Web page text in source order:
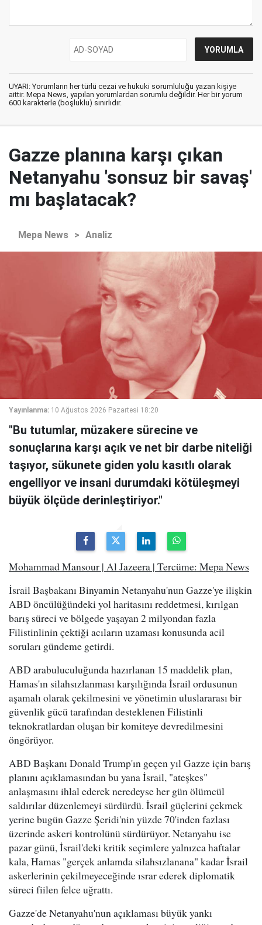
UYARI: Yorumların her türlü cezai ve hukuki sorumluluğu yazan kişiye
aittir. Mepa News, yapılan yorumlardan sorumlu değildir. Her bir yorum
600 karakterle (boşluklu) sınırlıdır.
Gazze planına karşı çıkan
Netanyahu 'sonsuz bir savaş'
mı başlatacak?
Mepa News > Analiz
Yayınlanma: 10 Ağustos 2026 Pazartesi 18:20
"Bu tutumlar, müzakere sürecine ve
sonuçlarına karşı açık ve net bir darbe niteliği
taşıyor, sükunete giden yolu kasıtlı olarak
engelliyor ve insani durumdaki kötüleşmeyi
büyük ölçüde derinleştiriyor."
Mohammad Mansour | Al Jazeera | Tercüme: Mepa News
İsrail Başbakanı Binyamin Netanyahu'nun Gazze'ye ilişkin
ABD öncülüğündeki yol haritasını reddetmesi, kırılgan
barış süreci ve bölgede yaşayan 2 milyondan fazla
Filistinlinin çektiği acıların uzaması konusunda acil
soruları gündeme getirdi.
ABD arabuluculuğunda hazırlanan 15 maddelik plan,
Hamas'ın silahsızlanması karşılığında İsrail ordusunun
aşamalı olarak çekilmesini ve yönetimin uluslararası bir
güvenlik gücü tarafından desteklenen Filistinli
teknokratlardan oluşan bir komiteye devredilmesini
öngörüyor.
ABD Başkanı Donald Trump'ın geçen yıl Gazze için barış
planını açıklamasından bu yana İsrail, "ateşkes"
anlaşmasını ihlal ederek neredeyse her gün ölümcül
saldırılar düzenlemeyi sürdürdü. İsrail güçlerini çekmek
yerine bugün Gazze Şeridi'nin yüzde 70'inden fazlası
üzerinde askeri kontrolünü sürdürüyor. Netanyahu ise
pazar günü, İsrail'deki kritik seçimlere yalnızca haftalar
kala, Hamas "gerçek anlamda silahsızlanana" kadar İsrail
askerlerinin çekilmeyeceğinde ısrar ederek diplomatik
süreci fiilen felce uğrattı.
Gazze'de Netanyahu'nun açıklaması büyük yankı